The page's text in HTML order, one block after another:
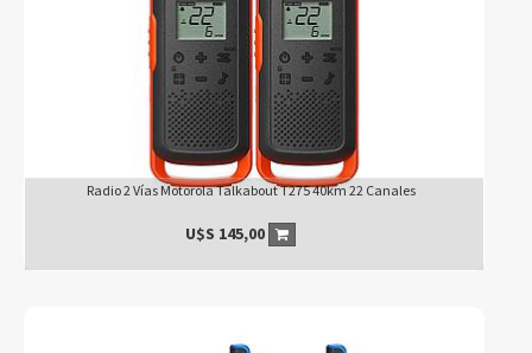
Radio 2 Vías Motorola Talkabout T275 40km 22 Canales
U$S 145,00